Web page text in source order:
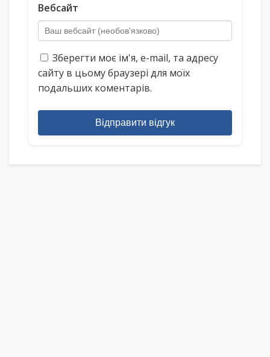
Вебсайт
Зберегти моє ім'я, e-mail, та адресу
сайту в цьому браузері для моїх
подальших коментарів.
Відправити відгук